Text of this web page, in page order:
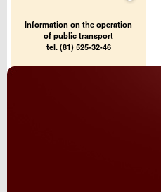
Information on the operation
of public transport
tel. (81) 525-32-46